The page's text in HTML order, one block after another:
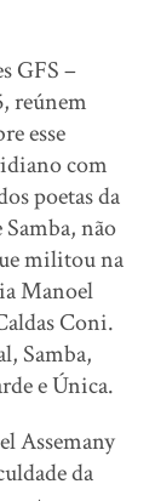
GFS –
reúnem
esse
com
poetas da
não
militou na
Manoel
Coni.
Samba,
e Única.
Assemany
da